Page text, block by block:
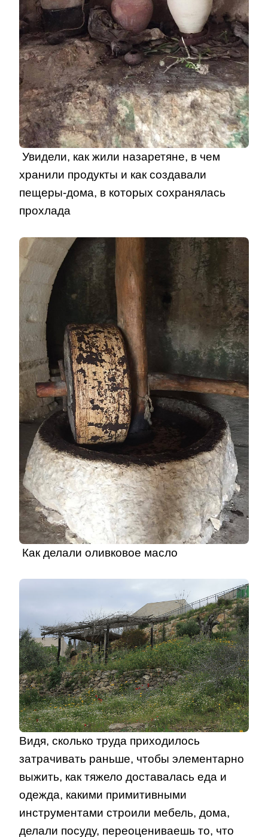
Увидели, как жили назаретяне, в чем
хранили продукты и как создавали
пещеры-дома, в которых сохранялась
прохлада
Как делали оливковое масло
Видя, сколько труда приходилось
затрачивать раньше, чтобы элементарно
выжить, как тяжело доставалась еда и
одежда, какими примитивными
инструментами строили мебель, дома,
делали посуду, переоцениваешь то, что